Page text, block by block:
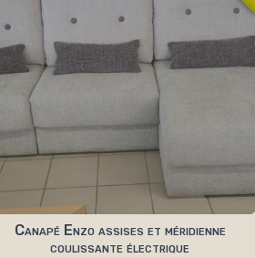
Canapé Enzo assises et méridienne
coulissante électrique